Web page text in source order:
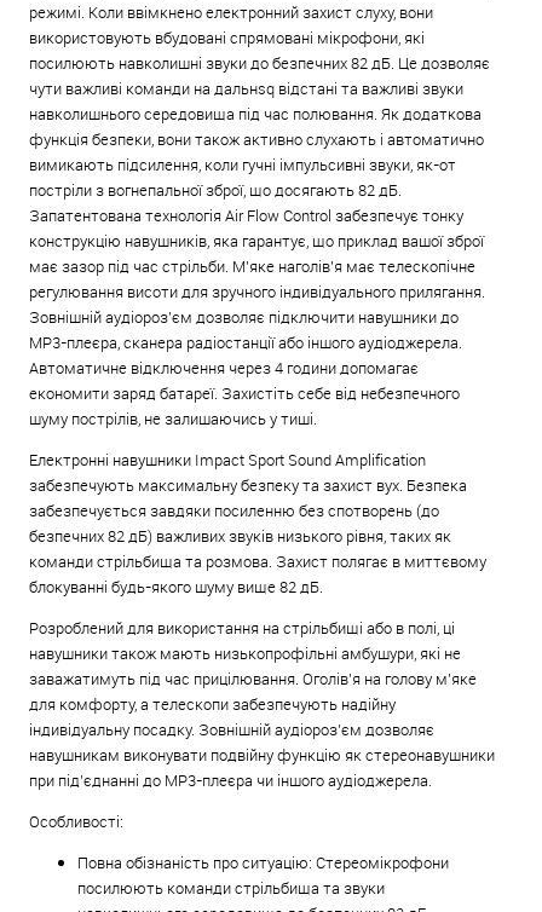
режимі. Коли ввімкнено електронний захист слуху, вони
використовують вбудовані спрямовані мікрофони, які
посилюють навколишні звуки до безпечних 82 дБ. Це дозволяє
чути важливі команди на дальнsq відстані та важливі звуки
навколишнього середовища під час полювання. Як додаткова
функція безпеки, вони також активно слухають і автоматично
вимикають підсилення, коли гучні імпульсивні звуки, як-от
постріли з вогнепальної зброї, що досягають 82 дБ.
Запатентована технологія Air Flow Control забезпечує тонку
конструкцію навушників, яка гарантує, що приклад вашої зброї
має зазор під час стрільби. М’яке наголів’я має телескопічне
регулювання висоти для зручного індивідуального прилягання.
Зовнішній аудіороз'єм дозволяє підключити навушники до
MP3-плеєра, сканера радіостанції або іншого аудіоджерела.
Автоматичне відключення через 4 години допомагає
економити заряд батареї. Захистіть себе від небезпечного
шуму пострілів, не залишаючись у тиші.
Електронні навушники Impact Sport Sound Amplification
забезпечують максимальну безпеку та захист вух. Безпека
забезпечується завдяки посиленню без спотворень (до
безпечних 82 дБ) важливих звуків низького рівня, таких як
команди стрільбища та розмова. Захист полягає в миттєвому
блокуванні будь-якого шуму вище 82 дБ.
Розроблений для використання на стрільбищі або в полі, ці
навушники також мають низькопрофільні амбушури, які не
заважатимуть під час прицілювання. Оголів'я на голову м'яке
для комфорту, а телескопи забезпечують надійну
індивідуальну посадку. Зовнішній аудіороз’єм дозволяє
навушникам виконувати подвійну функцію як стереонавушники
при під’єднанні до MP3-плеєра чи іншого аудіоджерела.
Особливості:
Повна обізнаність про ситуацію: Стереомікрофони
посилюють команди стрільбища та звуки